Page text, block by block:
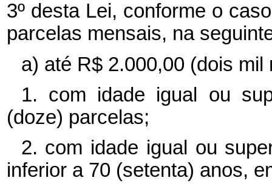
3º desta Lei, conforme o
parcelas mensais, na
a) até R$ 2.000,00 (dois mil
1. com idade igual ou
(doze) parcelas;
2. com idade igual ou
inferior a 70 (setenta) anos,